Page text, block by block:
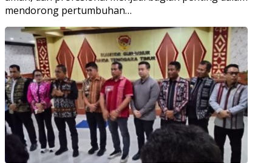
mendorong pertumbuhan…